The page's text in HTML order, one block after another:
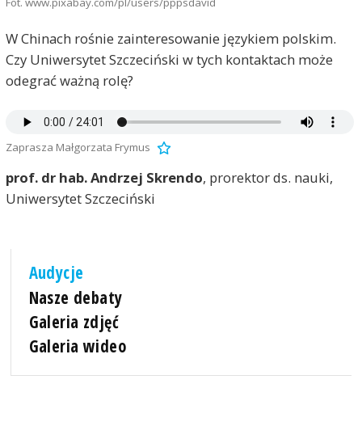
W Chinach rośnie zainteresowanie językiem polskim.
Czy Uniwersytet Szczeciński w tych kontaktach może
odegrać ważną rolę?
Zaprasza Małgorzata Frymus
prof. dr hab. Andrzej Skrendo, prorektor ds. nauki,
Uniwersytet Szczeciński
Audycje
Nasze debaty
Galeria zdjęć
Galeria wideo